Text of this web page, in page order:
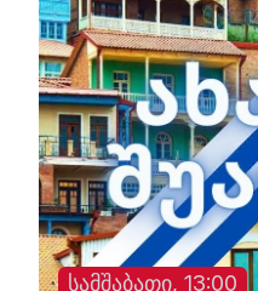
სამშაბათი, 13:00